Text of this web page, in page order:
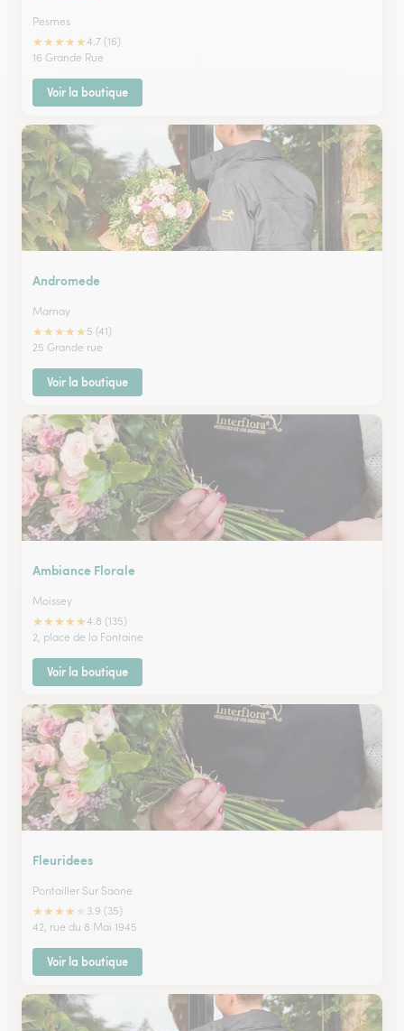
Pesmes
★★★★★4.7 (16)
16 Grande Rue
Voir la boutique
Andromede
Marnay
★★★★★ 5 (41)
25 Grande rue
Voir la boutique
Ambiance Florale
Moissey
★★★★★4.8 (135)
2, place de la Fontaine
Voir la boutique
Fleuridees
Pontailler Sur Saone
★★★★
3.9 (35)
42, rue du 8 Mai 1945
Voir la boutique